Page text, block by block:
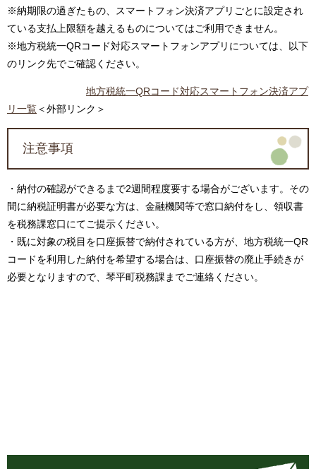
※納期限の過ぎたもの、スマートフォン決済アプリごとに設定され
ている支払上限額を越えるものについてはご利用できません。
※地方税統一QRコード対応スマートフォンアプリについては、以下
のリンク先でご確認ください。
地方税統一QRコード対応スマートフォン決済アプ
リ一覧＜外部リンク＞
注意事項
・納付の確認ができるまで2週間程度要する場合がございます。その
間に納税証明書が必要な方は、金融機関等で窓口納付をし、領収書
を税務課窓口にてご提示ください。
・既に対象の税目を口座振替で納付されている方が、地方税統一QR
コードを利用した納付を希望する場合は、口座振替の廃止手続きが
必要となりますので、琴平町税務課までご連絡ください。